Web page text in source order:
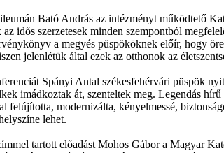
Bató András az intézményt működtető
idős szerzetesek minden szempontból
a megyés püspököknek előír, hogy
jelenlétük által ezek az otthonok az
Spányi Antal székesfehérvári püspök
imádkoztak át, szenteltek meg. Legendás
modernizálta, kényelmessé,
lehet.
tartott előadást Mohos Gábor a Magyar